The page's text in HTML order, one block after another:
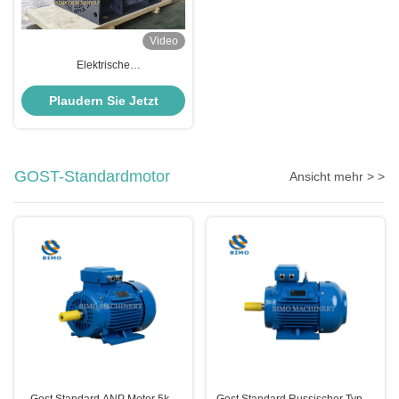
Video
Elektrische
Baureihe YKK 400V 6000V
Plaudern Sie Jetzt
GOST-Standardmotor Ansicht mehr > >